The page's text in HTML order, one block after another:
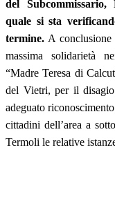
del
quale si sta
termine. A
massima solidarietà
“Madre Teresa di
del Vietri, per il
adeguato
cittadini dell’area a
Termoli le relative